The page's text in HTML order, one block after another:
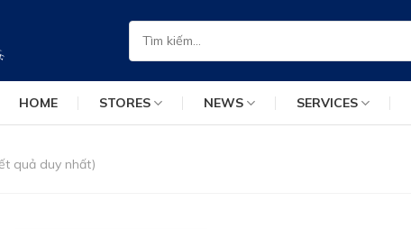
kiếm:
HOME STORES NEWS SERVICES
quả duy nhất)